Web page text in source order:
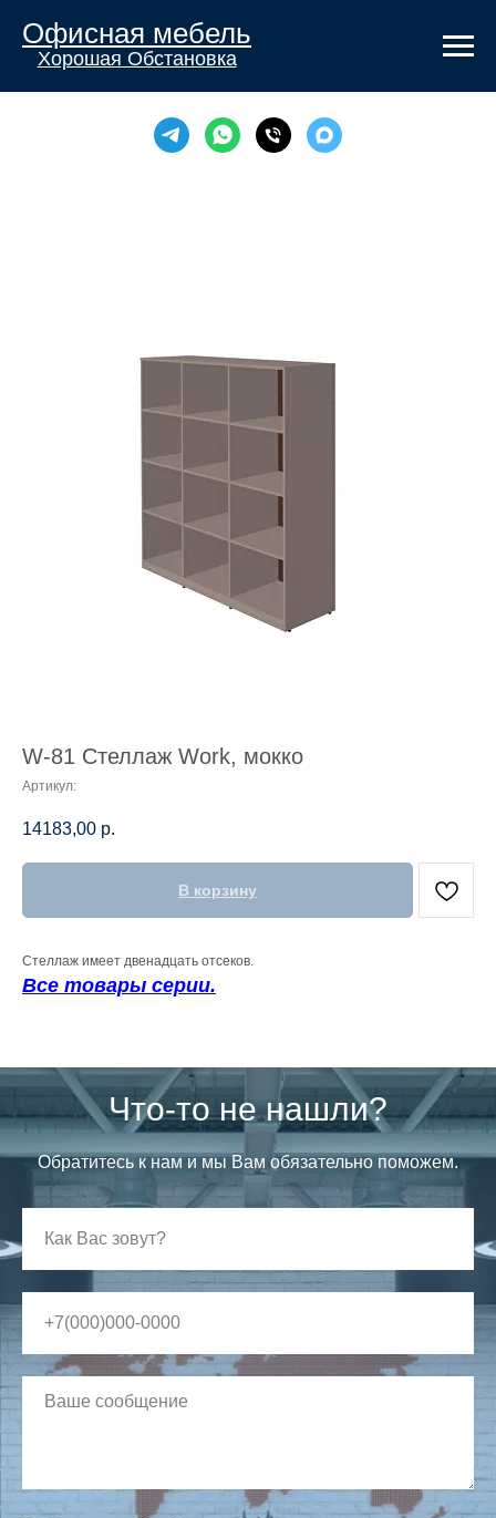
Офисная мебель
Хорошая Обстановка
W-81 Стеллаж Work, мокко
Артикул:
14183,00 р.
В корзину
Стеллаж имеет двенадцать отсеков.
Все товары серии.
Что-то не нашли?
Обратитесь к нам и мы Вам обязательно поможем.